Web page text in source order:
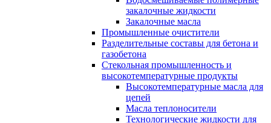
закалочные жидкости
Закалочные масла
Промышленные очистители
Разделительные составы для бетона и
газобетона
Стекольная промышленность и
высокотемпературные продукты
Высокотемпературные масла для
цепей
Масла теплоносители
Технологические жидкости для